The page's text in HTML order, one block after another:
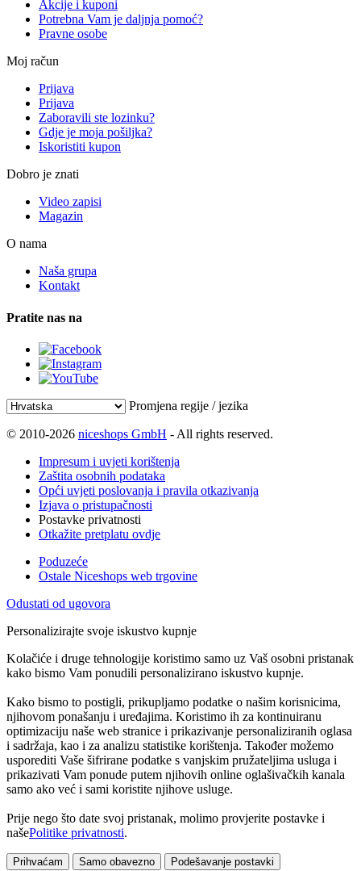
Akcije i kuponi
Potrebna Vam je daljnja pomoć?
Pravne osobe
Moj račun
Prijava
Prijava
Zaboravili ste lozinku?
Gdje je moja pošiljka?
Iskoristiti kupon
Dobro je znati
Video zapisi
Magazin
O nama
Naša grupa
Kontakt
Pratite nas na
Promjena regije / jezika
© 2010-2026 niceshops GmbH - All rights reserved.
Impresum i uvjeti korištenja
Zaštita osobnih podataka
Opći uvjeti poslovanja i pravila otkazivanja
Izjava o pristupačnosti
Postavke privatnosti
Otkažite pretplatu ovdje
Poduzeće
Ostale Niceshops web trgovine
Odustati od ugovora
Personalizirajte svoje iskustvo kupnje
Kolačiće i druge tehnologije koristimo samo uz Vaš osobni pristanak
kako bismo Vam ponudili personalizirano iskustvo kupnje.
Kako bismo to postigli, prikupljamo podatke o našim korisnicima,
njihovom ponašanju i uređajima. Koristimo ih za kontinuiranu
optimizaciju naše web stranice i prikazivanje personaliziranih oglasa
i sadržaja, kao i za analizu statistike korištenja. Također možemo
usporediti Vaše šifrirane podatke s vanjskim pružateljima usluga i
prikazivati Vam ponude putem njihovih online oglašivačkih kanala
samo ako već i sami koristite njihove usluge.
Prije nego što date svoj pristanak, molimo provjerite postavke i
našePolitike privatnosti.
Prihvaćam Samo obavezno Podešavanje postavki